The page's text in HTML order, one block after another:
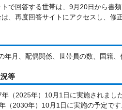
で回答する世帯は、9月20日から書
、再度回答サイトにアクセスし、修正
年月、配偶関係、世帯員の数、国籍
等
（2025年）10月1日に実施されまし
（2030年）10月1日に実施の予定です